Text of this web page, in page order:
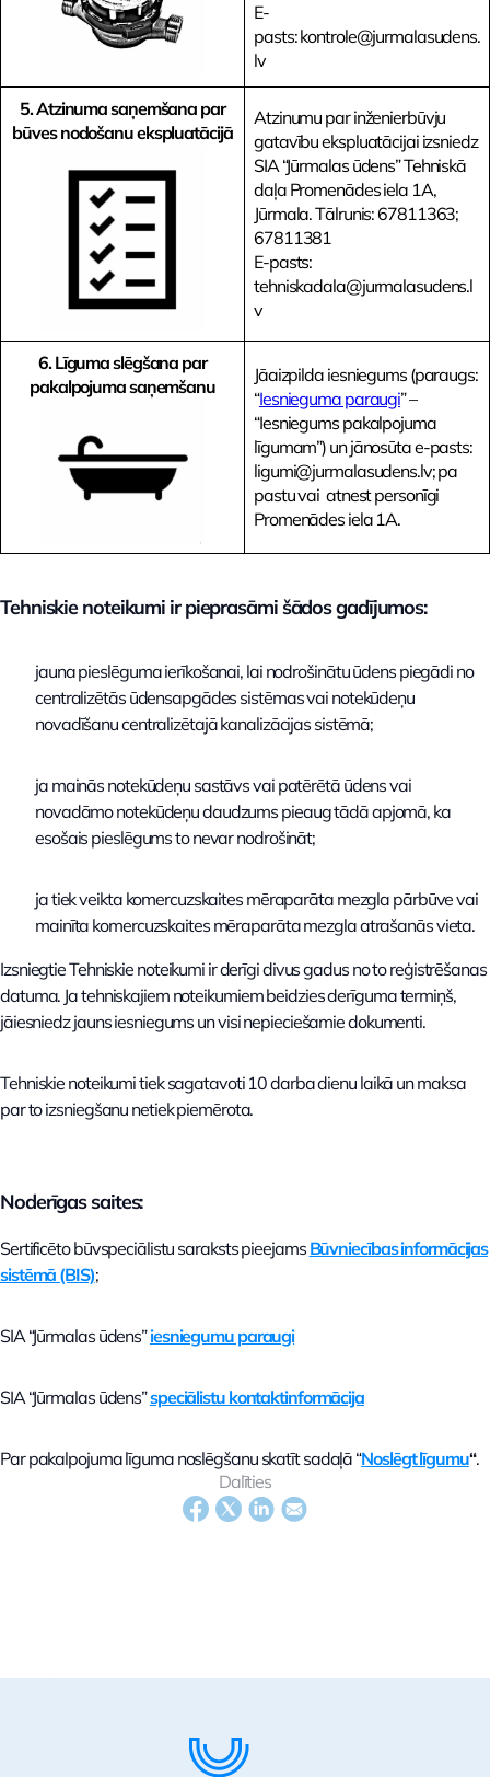
E-
pasts: kontrole@jurmalasudens.
lv
5. Atzinuma saņemšana par
būves nodošanu ekspluatācijā
Atzinumu par inženierbūvju
gatavību ekspluatācijai izsniedz
SIA “Jūrmalas ūdens” Tehniskā
daļa Promenādes iela 1A,
Jūrmala. Tālrunis: 67811363;
67811381
E-pasts:
tehniskadala@jurmalasudens.l
v
6. Līguma slēgšana par
pakalpojuma saņemšanu
Jāaizpilda iesniegums (paraugs:
“Iesnieguma paraugi” –
“Iesniegums pakalpojuma
līgumam”) un jānosūta e-pasts:
ligumi@jurmalasudens.lv; pa
pastu vai atnest personīgi
Promenādes iela 1A.
Tehniskie noteikumi ir pieprasāmi šādos gadījumos:
jauna pieslēguma ierīkošanai, lai nodrošinātu ūdens piegādi no
centralizētās ūdensapgādes sistēmas vai notekūdeņu
novadīšanu centralizētajā kanalizācijas sistēmā;
ja mainās notekūdeņu sastāvs vai patērētā ūdens vai
novadāmo notekūdeņu daudzums pieaug tādā apjomā, ka
esošais pieslēgums to nevar nodrošināt;
ja tiek veikta komercuzskaites mēraparāta mezgla pārbūve vai
mainīta komercuzskaites mēraparāta mezgla atrašanās vieta.
Izsniegtie Tehniskie noteikumi ir derīgi divus gadus no to reģistrēšanas
datuma. Ja tehniskajiem noteikumiem beidzies derīguma termiņš,
jāiesniedz jauns iesniegums un visi nepieciešamie dokumenti.
Tehniskie noteikumi tiek sagatavoti 10 darba dienu laikā un maksa
par to izsniegšanu netiek piemērota.
Noderīgas saites:
Sertificēto būvspeciālistu saraksts pieejams Būvniecības informācijas
sistēmā (BIS);
SIA “Jūrmalas ūdens”iesniegumu paraugi
SIA “Jūrmalas ūdens”speciālistu kontaktinformācija
Par pakalpojuma līguma noslēgšanu skatīt sadaļā “Noslēgt līgumu“.
Dalīties